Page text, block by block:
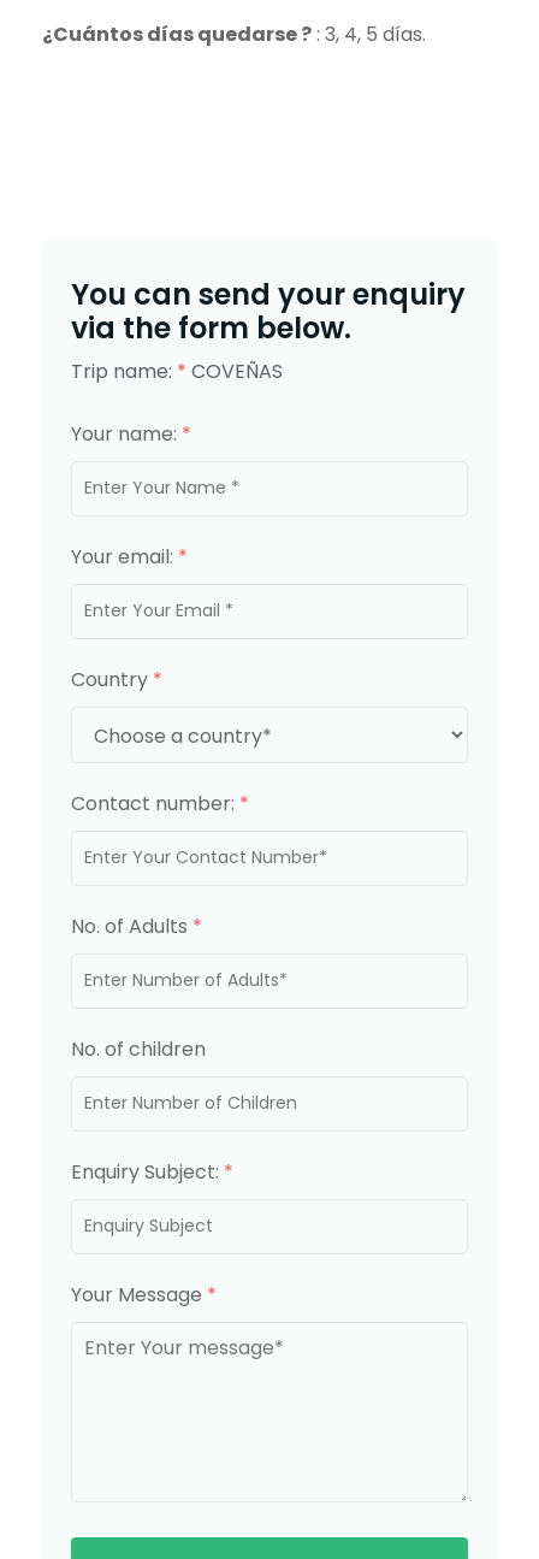
¿Cuántos días quedarse ?: 3, 4, 5 días.
You can send your enquiry
via the form below.
Trip name: * COVEÑAS
Your name: *
Your email: *
Country *
Contact number: *
No. of Adults *
No. of children
Enquiry Subject: *
Your Message *